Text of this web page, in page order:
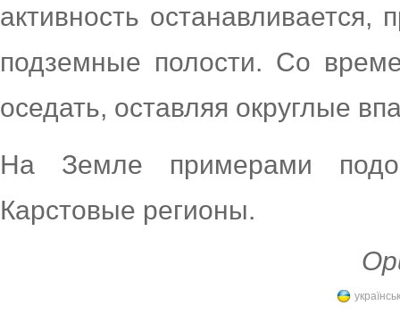
активность
подземные полости. Со
оседать, оставляя округлые
На Земле примерами
Карстовые регионы.